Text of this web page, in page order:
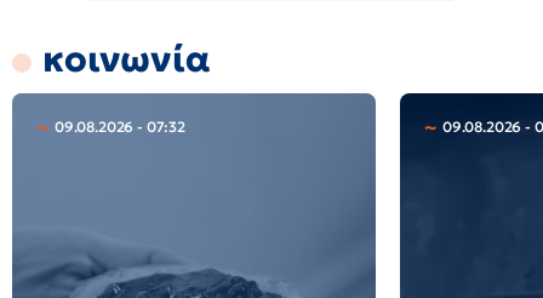
κοινωνία
09.08.2026 - 07:32 09.08.2026 -